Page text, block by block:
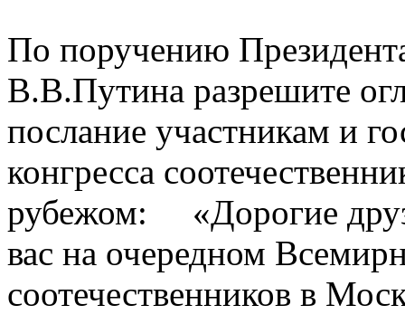
По поручению
В.В.Путина разрешите
послание участникам и
конгресса
рубежом: «Дорогие
вас на очередном
соотечественников в